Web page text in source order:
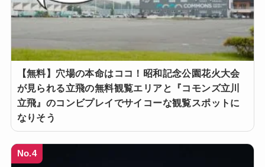
【無料】穴場の本命はココ！昭和記念公園花火大会
が見られる立飛の無料観覧エリアと『コモンズ立川
立飛』のコンビプレイでサイコーな観覧スポットに
なりそう
No.4